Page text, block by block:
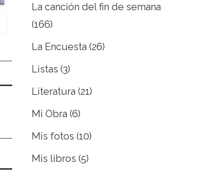
La canción del fin de semana
(166)
La Encuesta (26)
Listas (3)
Literatura (21)
Mi Obra (6)
Mis fotos (10)
Mis libros (5)